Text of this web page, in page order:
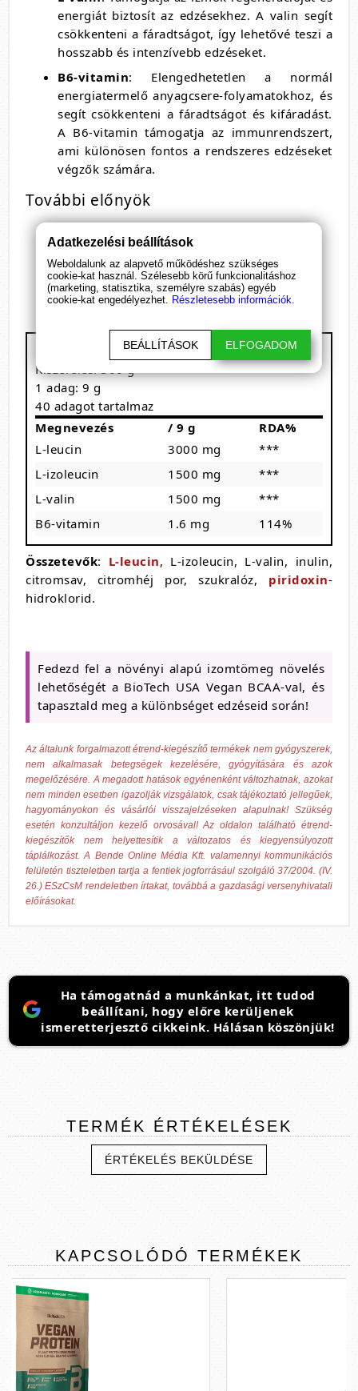
energiát biztosít az edzésekhez. A valin segít
csökkenteni a fáradtságot, így lehetővé teszi a
hosszabb és intenzívebb edzéseket.
B6-vitamin: Elengedhetetlen a normál
energiatermelő anyagcsere-folyamatokhoz, és
segít csökkenteni a fáradtságot és kifáradást.
A B6-vitamin támogatja az immunrendszert,
ami különösen fontos a rendszeres edzéseket
végzők számára.
További előnyök
Cukormentes és gluténmentes
Tartósítószer-mentes
Környezetbarát csomagolás
BioTech USA - Vegan BCAA
Kiszerelés: 360 g
1 adag: 9 g
40 adagot tartalmaz
Megnevezés
/ 9 g
RDA%
L-leucin
3000 mg
***
L-izoleucin
1500 mg
***
L-valin
1500 mg
***
B6-vitamin
1.6 mg 114%
Összetevők: L-leucin, L-izoleucin, L-valin, inulin,
citromsav, citromhéj por, szukralóz, piridoxin-
hidroklorid.
Fedezd fel a növényi alapú izomtömeg növelés
lehetőségét a BioTech USA Vegan BCAA-val, és
tapasztald meg a különbséget edzéseid során!
Az általunk forgalmazott étrend-kiegészítő termékek nem gyógyszerek,
nem alkalmasak betegségek kezelésére, gyógyítására és azok
megelőzésére. A megadott hatások egyénenként változhatnak, azokat
nem minden esetben igazolják vizsgálatok, csak tájékoztató jellegűek,
hagyományokon és vásárlói visszajelzéseken alapulnak! Szükség
esetén konzultáljon kezelő orvosával! Az oldalon található étrend-
kiegészítők nem helyettesítik a változatos és kiegyensúlyozott
táplálkozást. A Bende Online Média Kft. valamennyi kommunikációs
felületén tiszteletben tartja a fentiek jogforrásául szolgáló 37/2004. (IV.
26.) ESzCsM rendeletben írtakat, továbbá a gazdasági versenyhivatali
előírásokat.
Ha támogatnád a munkánkat, itt tudod
beállítani, hogy előre kerüljenek
ismeretterjesztő cikkeink. Hálásan köszönjük!
TERMÉK ÉRTÉKELÉSEK
ÉRTÉKELÉS BEKÜLDÉSE
KAPCSOLÓDÓ TERMÉKEK
Adatkezelési beállítások
Weboldalunk az alapvető működéshez szükséges
cookie-kat használ. Szélesebb körű funkcionalitáshoz
(marketing, statisztika, személyre szabás) egyéb
cookie-kat engedélyezhet. Részletesebb információk.
BEÁLLÍTÁSOK ELFOGADOM